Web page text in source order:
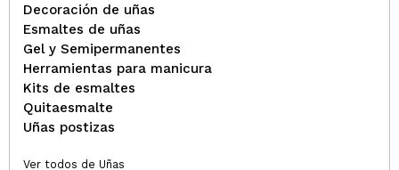
Decoración de uñas
Esmaltes de uñas
Gel y Semipermanentes
Herramientas para manicura
Kits de esmaltes
Quitaesmalte
Uñas postizas
Ver todos de Uñas